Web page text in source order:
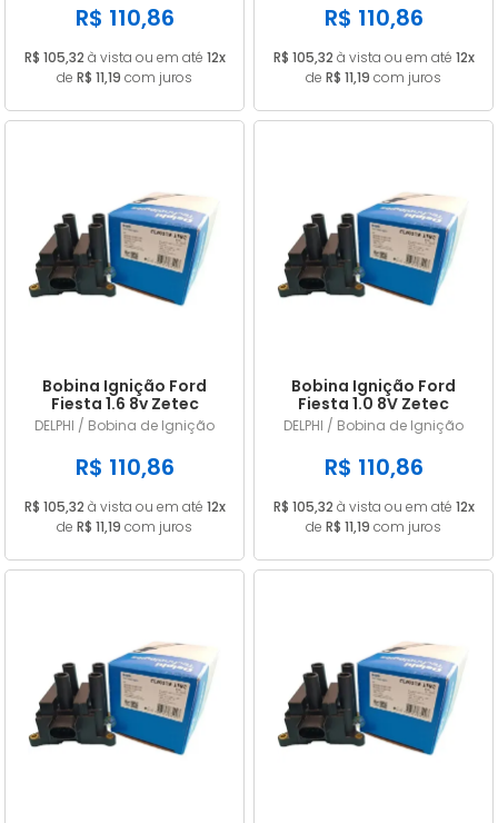
R$ 110,86
R$ 105,32 à vista ou em até 12x
de R$ 11,19 com juros
R$ 110,86
R$ 105,32 à vista ou em até 12x
de R$ 11,19 com juros
Bobina Ignição Ford
Fiesta 1.6 8v Zetec
Rocam 1999 a 2008
988F12029AC
DELPHI / Bobina de Ignição
R$ 110,86
R$ 105,32 à vista ou em até 12x
de R$ 11,19 com juros
Bobina Ignição Ford
Fiesta 1.0 8V Zetec
Rocam 1999 a 2008
988F12029AC
DELPHI / Bobina de Ignição
R$ 110,86
R$ 105,32 à vista ou em até 12x
de R$ 11,19 com juros